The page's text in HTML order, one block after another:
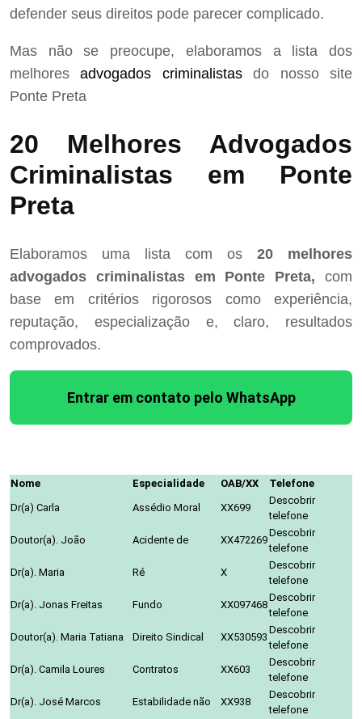
defender seus direitos pode parecer complicado.
Mas não se preocupe, elaboramos a lista dos
melhoresadvogados criminalistasdo nosso site
Ponte Preta
20 Melhores Advogados
Criminalistas em Ponte
Preta
Elaboramos uma lista com os 20 melhores
advogados criminalistas em Ponte Preta, com
base em critérios rigorosos como experiência,
reputação, especialização e, claro, resultados
comprovados.
Entrar em contato pelo WhatsApp
Nome Especialidade OAB/XX
Telefone
Dr(a) Carla
Assédio Moral XX699
Descobrir
telefone
Doutor(a). João
Acidente de XX472269
Descobrir
telefone
Dr(a). Maria
Ré X
Descobrir
telefone
Dr(a). Jonas Freitas
Fundo XX097468
Descobrir
telefone
Doutor(a). Maria Tatiana
Direito Sindical XX530593
Descobrir
telefone
Dr(a). Camila Loures
Contratos XX603
Descobrir
telefone
Dr(a). José Marcos
Estabilidade não XX938
Descobrir
telefone